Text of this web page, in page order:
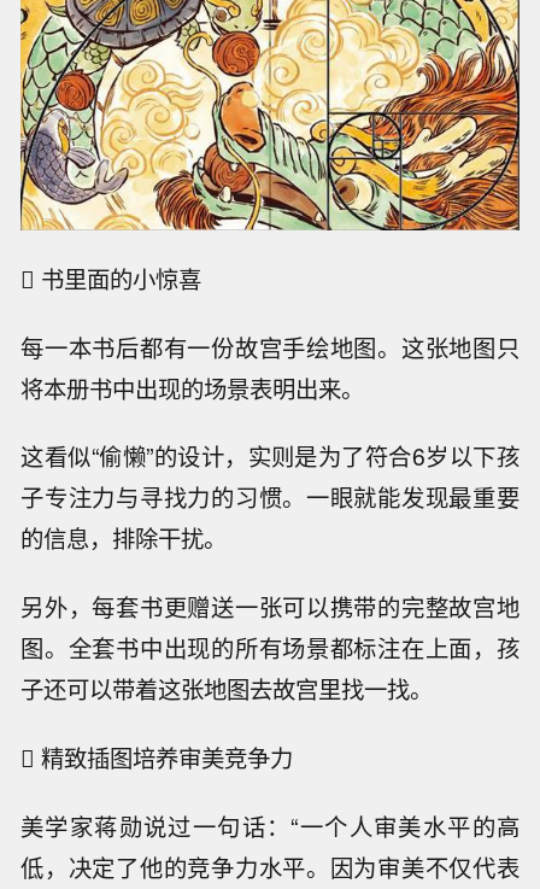
 书里面的小惊喜
每一本书后都有一份故宫手绘地图。这张地图只
将本册书中出现的场景表明出来。
这看似“偷懒”的设计，实则是为了符合6岁以下孩
子专注力与寻找力的习惯。一眼就能发现最重要
的信息，排除干扰。
另外，每套书更赠送一张可以携带的完整故宫地
图。全套书中出现的所有场景都标注在上面，孩
子还可以带着这张地图去故宫里找一找。
 精致插图培养审美竞争力
美学家蒋勋说过一句话：“一个人审美水平的高
低，决定了他的竞争力水平。因为审美不仅代表